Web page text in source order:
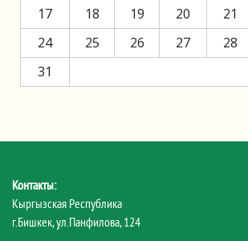
17
18 19 20 21
24
25 26 27 28
31
Контакты:
Кыргызская Республика
г.Бишкек, ул.Панфилова, 124